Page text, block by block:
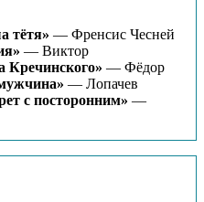
тётя» — Френсис Чесней
— Виктор
Кречинского» — Фёдор
— Лопачев
с посторонним» —